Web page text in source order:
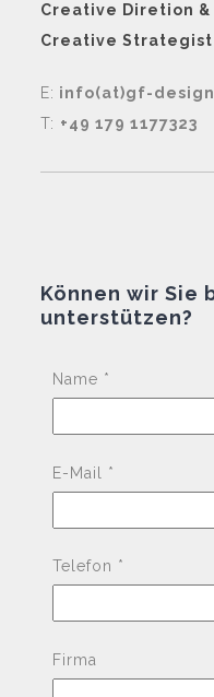
Creative Diretion &
Creative Strategist
E: info(at)gf-
T: +49 179 1177323
Können wir Sie
unterstützen?
Name *
E-Mail *
Telefon *
Firma